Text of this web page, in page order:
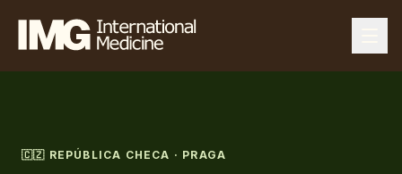
🇨🇿 REPÚBLICA CHECA · PRAGA